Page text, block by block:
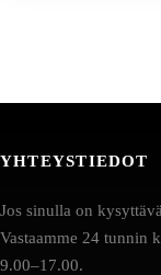
YHTEYSTIEDOT
Jos sinulla on
Vastaamme 24 tunnin
9.00–17.00.